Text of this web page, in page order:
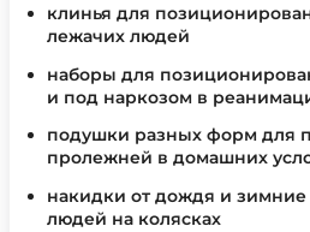
клинья для
лежачих людей
наборы для
и под наркозом в
подушки разных форм для
пролежней в домашних
накидки от дождя и
людей на колясках